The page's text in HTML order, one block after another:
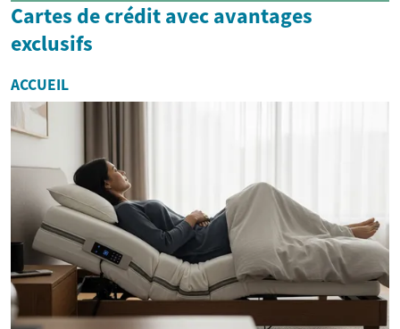
Cartes de crédit avec avantages
exclusifs
ACCUEIL